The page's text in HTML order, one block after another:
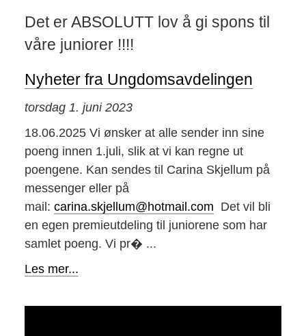
Det er ABSOLUTT lov å gi spons til
våre juniorer !!!!
Nyheter fra Ungdomsavdelingen
torsdag 1. juni 2023
18.06.2025 Vi ønsker at alle sender inn sine
poeng innen 1.juli, slik at vi kan regne ut
poengene. Kan sendes til Carina Skjellum på
messenger eller på
mail: carina.skjellum@hotmail.com Det vil bli
en egen premieutdeling til juniorene som har
samlet poeng. Vi pr� ...
Les mer...